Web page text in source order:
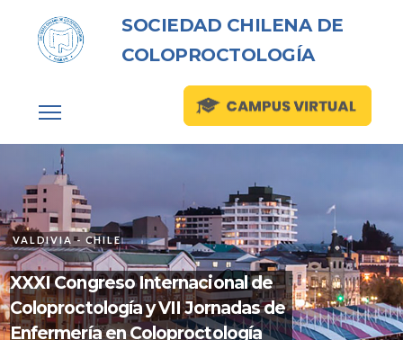
SOCIEDAD CHILENA DE
COLOPROCTOLOGÍA
VALDIVIA - CHILE
XXXI Congreso Internacional de
Coloproctología y VII Jornadas de
Enfermería en Coloproctología